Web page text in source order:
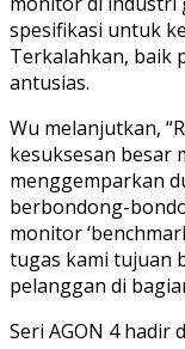
spesifikasi untuk
Terkalahkan, baik
antusias.
Wu melanjutkan,
kesuksesan besar
menggemparkan
berbondong-
monitor
tugas kami tujuan
pelanggan di
Seri AGON 4 hadir